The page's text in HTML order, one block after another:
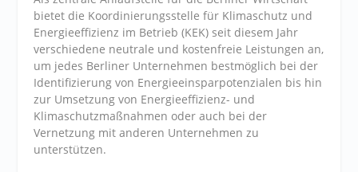
bietet die Koordinierungsstelle für Klimaschutz und
Energieeffizienz im Betrieb (KEK) seit diesem Jahr
verschiedene neutrale und kostenfreie Leistungen an,
um jedes Berliner Unternehmen bestmöglich bei der
Identifizierung von Energieeinsparpotenzialen bis hin
zur Umsetzung von Energieeffizienz- und
Klimaschutzmaßnahmen oder auch bei der
Vernetzung mit anderen Unternehmen zu
unterstützen.